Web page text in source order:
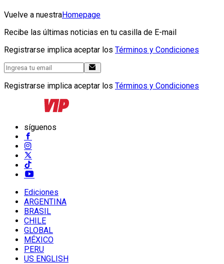
Vuelve a nuestraHomepage
Recibe las últimas noticias en tu casilla de E-mail
Registrarse implica aceptar los Términos y Condiciones
Registrarse implica aceptar los Términos y Condiciones
síguenos
Ediciones
ARGENTINA
BRASIL
CHILE
GLOBAL
MÉXICO
PERU
US ENGLISH